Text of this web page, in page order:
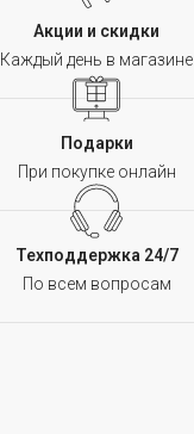
Акции и скидки
Каждый день в магазине
Подарки
При покупке онлайн
Техподдержка 24/7
По всем вопросам